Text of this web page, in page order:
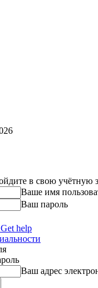
в свою учётную
Ваше имя
Ваш пароль
help
Ваш адрес